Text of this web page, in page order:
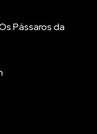
Pássaros da